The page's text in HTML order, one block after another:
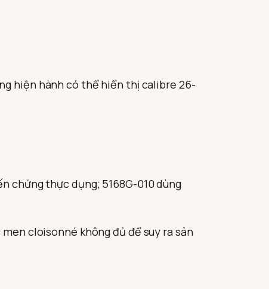
hiện hành có thể hiển thị calibre 26-
chứng thực dụng; 5168G-010 dùng
cloisonné không đủ để suy ra sản